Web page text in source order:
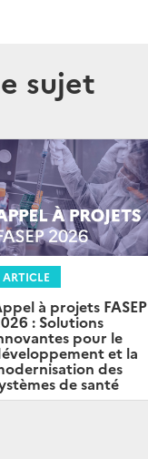
sujet
ARTICLE
à projets FASEP
: Solutions
pour le
et la
des
de santé